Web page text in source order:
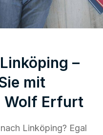
–
mit
Wolf Erfurt
Linköping? Egal